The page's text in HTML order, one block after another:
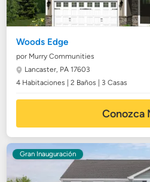
Woods Edge
por Murry Communities
Lancaster, PA 17603
4 Habitaciones | 2 Baños | 3 Casas
Conozca
Gran Inauguración